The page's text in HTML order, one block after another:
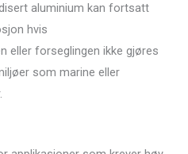
aluminium kan fortsatt
hvis
eller forseglingen ikke gjøres
som marine eller